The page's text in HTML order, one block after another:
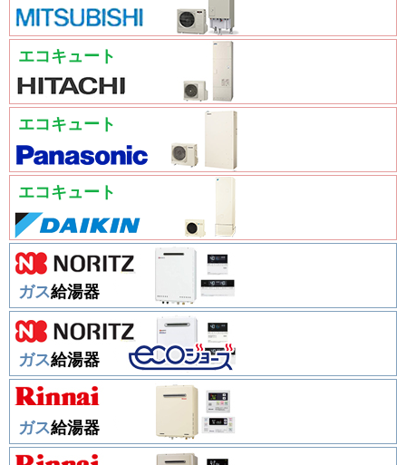
エコキュート
エコキュート
エコキュート
ガス給湯器
ガス給湯器
ガス給湯器